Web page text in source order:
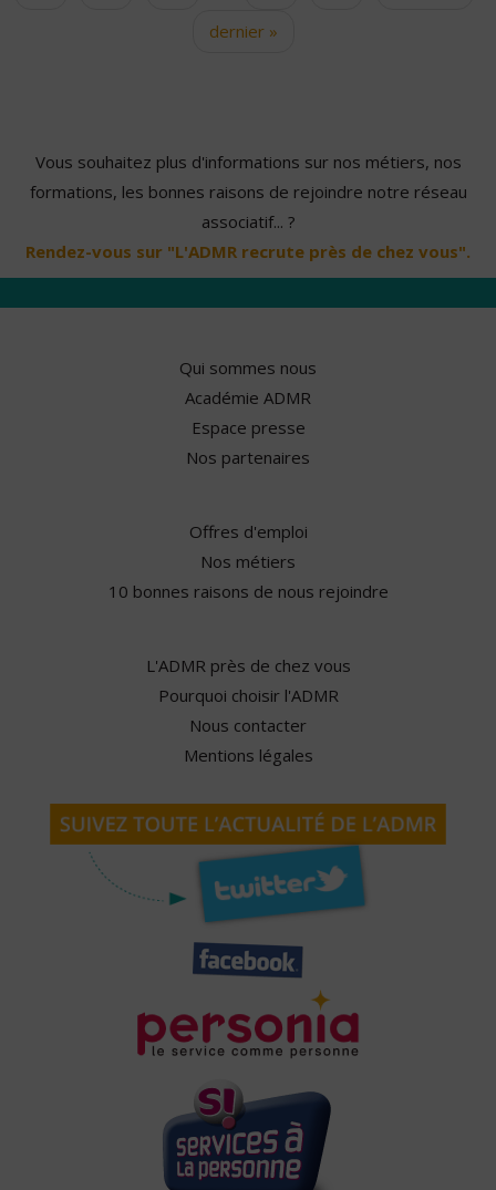
dernier »
Vous souhaitez plus d'informations sur nos métiers, nos
formations, les bonnes raisons de rejoindre notre réseau
associatif... ?
Rendez-vous sur "L'ADMR recrute près de chez vous".
Qui sommes nous
Académie ADMR
Espace presse
Nos partenaires
Offres d'emploi
Nos métiers
10 bonnes raisons de nous rejoindre
L'ADMR près de chez vous
Pourquoi choisir l'ADMR
Nous contacter
Mentions légales